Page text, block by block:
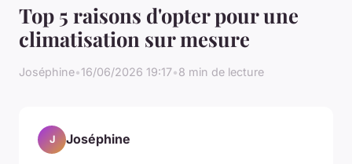
Top 5 raisons d'opter pour une
climatisation sur mesure
Joséphine•16/06/2026 19:17•8 min de lecture
J Joséphine